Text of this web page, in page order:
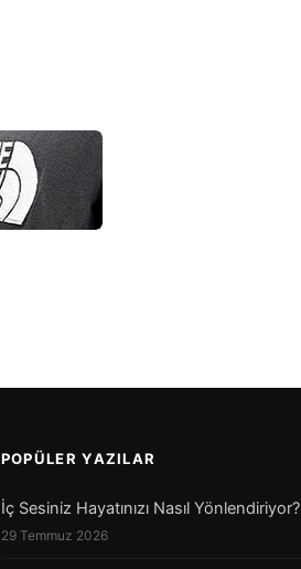
POPÜLER YAZILAR
İç Sesiniz Hayatınızı Nasıl Yönlendiriyor?
29 Temmuz 2026